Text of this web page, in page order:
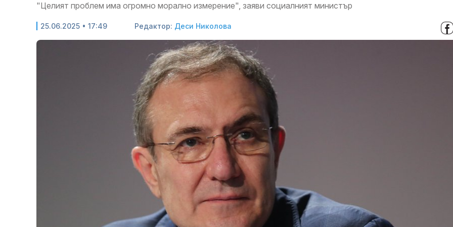
"Целият проблем има огромно морално измерение", заяви социалният министър
25.06.2025 • 17:49 Редактор: Деси Николова